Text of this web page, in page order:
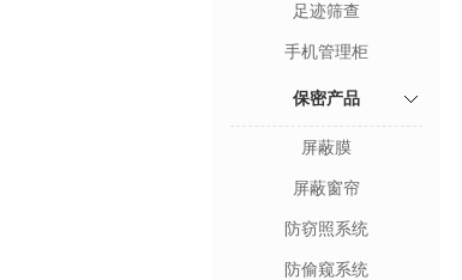
足迹筛查
手机管理柜
保密产品
屏蔽膜
屏蔽窗帘
防窃照系统
防偷窥系统